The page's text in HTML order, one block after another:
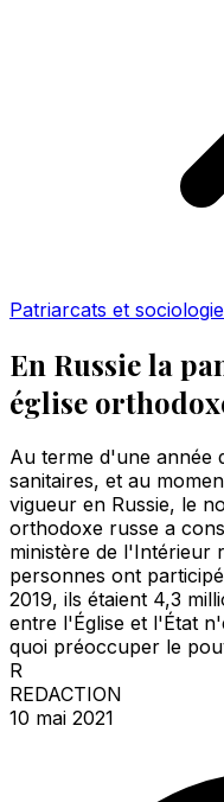
Patriarcats et
En Russie la
église
Au terme d'une année
sanitaires, et au
vigueur en Russie, le
orthodoxe russe a
ministère de l'Intérieur
personnes ont
2019, ils étaient 4,3
entre l'Église et l'État
quoi préoccuper le
R
REDACTION
10 mai 2021